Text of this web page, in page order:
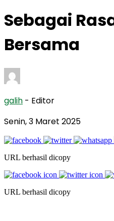
Sebagai
Bersama
galih - Editor
Senin, 3 Maret 2025
URL berhasil dicopy
URL berhasil dicopy